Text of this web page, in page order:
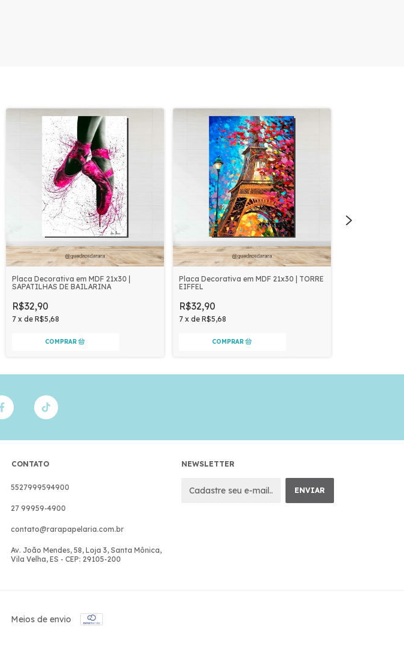
Placa Decorativa em MDF 21x30 |
SAPATILHAS DE BAILARINA
R$32,90
7 x de R$5,68
Placa Decorativa em MDF 21x30 | TORRE
EIFFEL
R$32,90
7 x de R$5,68
CONTATO
5527999594900
27 99959-4900
contato@rarapapelaria.com.br
Av. João Mendes, 58, Loja 3, Santa Mônica,
Vila Velha, ES - CEP: 29105-200
NEWSLETTER
Meios de envio